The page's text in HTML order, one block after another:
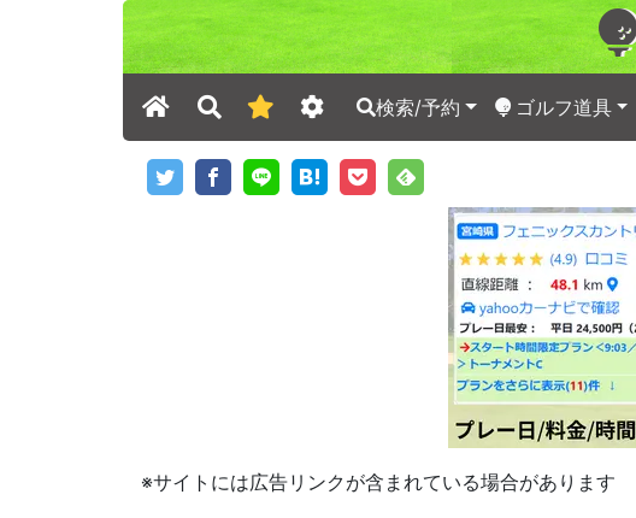
検索/予約 ゴルフ道具
※サイトには広告リンクが含まれている場合があります